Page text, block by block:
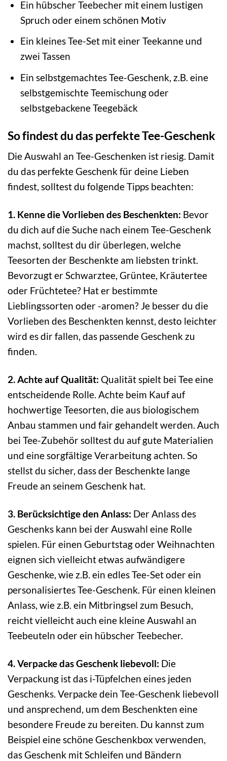
Ein hübscher Teebecher mit einem lustigen
Spruch oder einem schönen Motiv
Ein kleines Tee-Set mit einer Teekanne und
zwei Tassen
Ein selbstgemachtes Tee-Geschenk, z.B. eine
selbstgemischte Teemischung oder
selbstgebackene Teegebäck
So findest du das perfekte Tee-Geschenk
Die Auswahl an Tee-Geschenken ist riesig. Damit
du das perfekte Geschenk für deine Lieben
findest, solltest du folgende Tipps beachten:
1. Kenne die Vorlieben des Beschenkten: Bevor
du dich auf die Suche nach einem Tee-Geschenk
machst, solltest du dir überlegen, welche
Teesorten der Beschenkte am liebsten trinkt.
Bevorzugt er Schwarztee, Grüntee, Kräutertee
oder Früchtetee? Hat er bestimmte
Lieblingssorten oder -aromen? Je besser du die
Vorlieben des Beschenkten kennst, desto leichter
wird es dir fallen, das passende Geschenk zu
finden.
2. Achte auf Qualität: Qualität spielt bei Tee eine
entscheidende Rolle. Achte beim Kauf auf
hochwertige Teesorten, die aus biologischem
Anbau stammen und fair gehandelt werden. Auch
bei Tee-Zubehör solltest du auf gute Materialien
und eine sorgfältige Verarbeitung achten. So
stellst du sicher, dass der Beschenkte lange
Freude an seinem Geschenk hat.
3. Berücksichtige den Anlass: Der Anlass des
Geschenks kann bei der Auswahl eine Rolle
spielen. Für einen Geburtstag oder Weihnachten
eignen sich vielleicht etwas aufwändigere
Geschenke, wie z.B. ein edles Tee-Set oder ein
personalisiertes Tee-Geschenk. Für einen kleinen
Anlass, wie z.B. ein Mitbringsel zum Besuch,
reicht vielleicht auch eine kleine Auswahl an
Teebeuteln oder ein hübscher Teebecher.
4. Verpacke das Geschenk liebevoll: Die
Verpackung ist das i-Tüpfelchen eines jeden
Geschenks. Verpacke dein Tee-Geschenk liebevoll
und ansprechend, um dem Beschenkten eine
besondere Freude zu bereiten. Du kannst zum
Beispiel eine schöne Geschenkbox verwenden,
das Geschenk mit Schleifen und Bändern